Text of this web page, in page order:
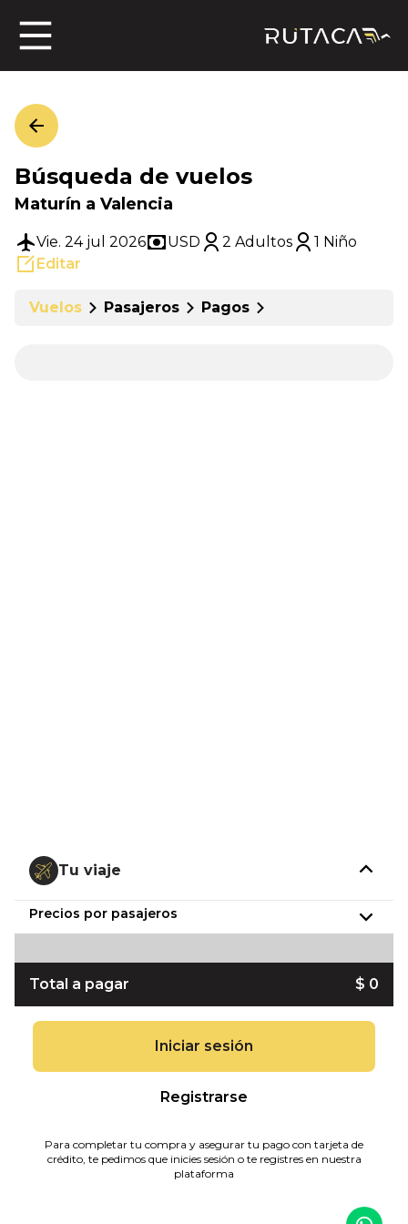
Búsqueda de vuelos
Maturín a Valencia
Vie. 24 jul 2026 USD 2 Adultos
1 Niño
Editar
Vuelos Pasajeros Pagos
Tu viaje
Precios por pasajeros
Total a pagar $ 0
Iniciar sesión
Registrarse
Para completar tu compra y asegurar tu pago con tarjeta de
crédito, te pedimos que inicies sesión o te registres en nuestra
plataforma